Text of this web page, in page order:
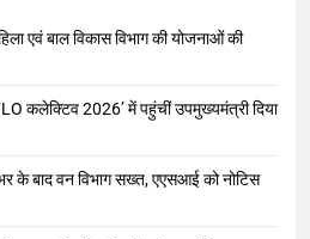
एवं बाल विकास विभाग की योजनाओं की
कलेक्टिव 2026’ में पहुंचीं उपमुख्यमंत्री दिया
के बाद वन विभाग सख्त, एएसआई को नोटिस